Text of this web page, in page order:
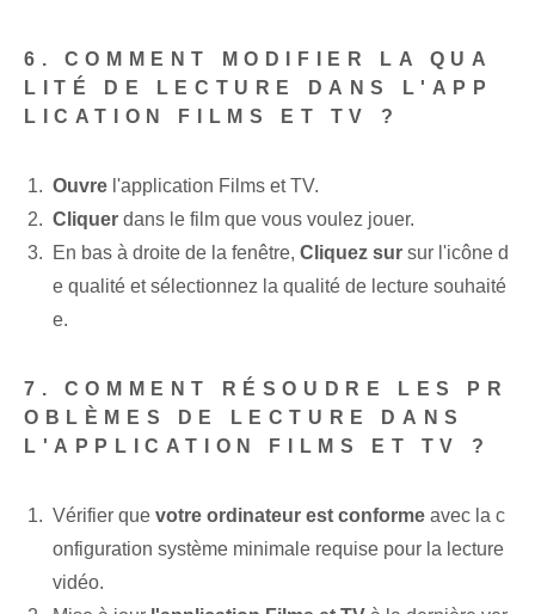
6. COMMENT MODIFIER LA QUA
LITÉ DE LECTURE DANS L'APP
LICATION FILMS ET TV ?
Ouvre l'application Films et TV.
Cliquer dans le film que vous voulez jouer.
En bas à droite de la fenêtre, Cliquez sur sur l'icône d
e qualité et sélectionnez la qualité de lecture souhaité
e.
7. COMMENT RÉSOUDRE LES PR
OBLÈMES DE LECTURE DANS
L'APPLICATION FILMS ET TV ?
Vérifier que votre ordinateur est conforme avec la c
onfiguration système minimale requise pour la lecture
vidéo.